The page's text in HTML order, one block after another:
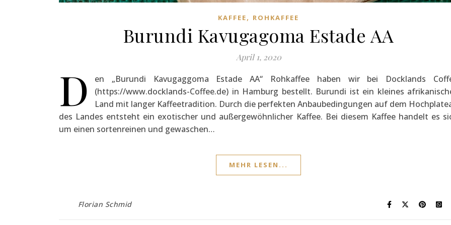
KAFFEE, ROHKAFFEE
Burundi Kavugagoma Estade AA
April 1, 2020
D
en „Burundi Kavugaggoma Estade AA“ Rohkaffee haben wir bei Docklands
(https://www.docklands-Coffee.de) in Hamburg bestellt. Burundi ist ein kleines
Land mit langer Kaffeetradition. Durch die perfekten Anbaubedingungen auf dem
des Landes entsteht ein exotischer und außergewöhnlicher Kaffee. Bei diesem Kaffee handelt es
um einen sortenreinen und gewaschen…
MEHR LESEN...
Florian Schmid